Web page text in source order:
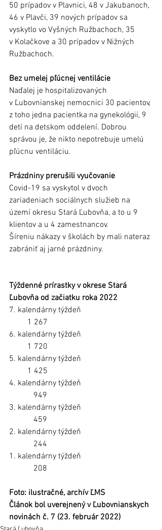
50 prípadov v Plavnici, 48 v Jakubanoch,
46 v Plavči, 39 nových prípadov sa
vyskytlo vo Vyšných Ružbachoch, 35
v Kolačkove a 30 prípadov v Nižných
Ružbachoch.
Bez umelej pľúcnej ventilácie
Naďalej je hospitalizovaných
v Ľubovnianskej nemocnici 30 pacientov,
z toho jedna pacientka na gynekológii, 9
detí na detskom oddelení. Dobrou
správou je, že nikto nepotrebuje umelú
pľúcnu ventiláciu.
Prázdniny prerušili vyučovanie
Covid-19 sa vyskytol v dvoch
zariadeniach sociálnych služieb na
území okresu Stará Ľubovňa, a to u 9
klientov a u 4 zamestnancov.
Šíreniu nákazy v školách by mali nateraz
zabrániť aj jarné prázdniny.
Týždenné prírastky v okrese Stará
Ľubovňa od začiatku roka 2022
7. kalendárny týždeň
         1 267
6. kalendárny týždeň
         1 720
5. kalendárny týždeň
         1 425
4. kalendárny týždeň
            949
3. kalendárny týždeň
            459
2. kalendárny týždeň
            244
1. kalendárny týždeň
Foto: ilustračné, archív ĽMS
Článok bol uverejnený v Ľubovnianskych
novinách č. 7 (23. február 2022)